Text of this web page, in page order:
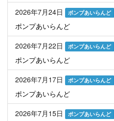
2026年7月24日
ポンプあいらんど
ポンプあいらんど
2026年7月22日
ポンプあいらんど
ポンプあいらんど
2026年7月17日
ポンプあいらんど
ポンプあいらんど
2026年7月15日
ポンプあいらんど